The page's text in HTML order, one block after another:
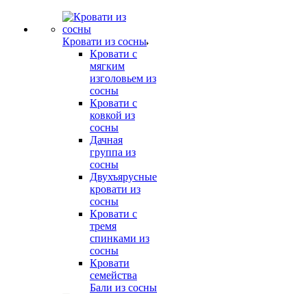
Кровати из сосны
Кровати с
мягким
изголовьем из
сосны
Кровати с
ковкой из
сосны
Дачная
группа из
сосны
Двухъярусные
кровати из
сосны
Кровати с
тремя
спинками из
сосны
Кровати
семейства
Бали из сосны